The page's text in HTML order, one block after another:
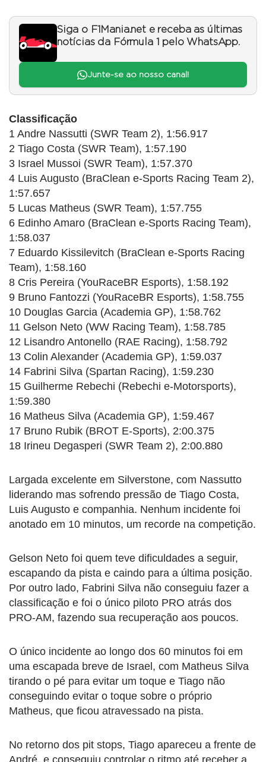
Siga o F1Mania.net e receba as últimas
notícias da Fórmula 1 pelo WhatsApp.
Junte-se ao nosso canal!
Classificação
1 Andre Nassutti (SWR Team 2), 1:56.917
2 Tiago Costa (SWR Team), 1:57.190
3 Israel Mussoi (SWR Team), 1:57.370
4 Luis Augusto (BraClean e-Sports Racing Team 2),
1:57.657
5 Lucas Matheus (SWR Team), 1:57.755
6 Edinho Amaro (BraClean e-Sports Racing Team),
1:58.037
7 Eduardo Kissilevitch (BraClean e-Sports Racing
Team), 1:58.160
8 Cris Pereira (YouRaceBR Esports), 1:58.192
9 Bruno Fantozzi (YouRaceBR Esports), 1:58.755
10 Douglas Garcia (Academia GP), 1:58.762
11 Gelson Neto (WW Racing Team), 1:58.785
12 Lisandro Antonello (RAE Racing), 1:58.792
13 Colin Alexander (Academia GP), 1:59.037
14 Fabrini Silva (Spartan Racing), 1:59.230
15 Guilherme Rebechi (Rebechi e-Motorsports),
1:59.380
16 Matheus Silva (Academia GP), 1:59.467
17 Bruno Rubik (BROT E-Sports), 2:00.375
18 Irineu Degasperi (SWR Team 2), 2:00.880
Largada excelente em Silverstone, com Nassutto
liderando mas sofrendo pressão de Tiago Costa,
Luis Augusto e companhia. Nenhum incidente foi
anotado em 10 minutos, um recorde na competição.
Gelson Neto foi quem teve dificuldades a seguir,
escapando da pista e caindo para a última posição.
Por outro lado, Fabrini Silva não conseguiu fazer a
classificação e foi o único piloto PRO atrás dos
PRO-AM, fazendo sua recuperação aos poucos.
O único incidente ao longo dos 60 minutos foi em
uma escapada breve de Israel, com Matheus Silva
tirando o pé para evitar um toque e Tiago não
conseguindo evitar o toque sobre o próprio
Matheus, que ficou atravessado na pista.
No retorno dos pit stops, Tiago apareceu a frente de
André, e conseguiu controlar o ritmo até receber a